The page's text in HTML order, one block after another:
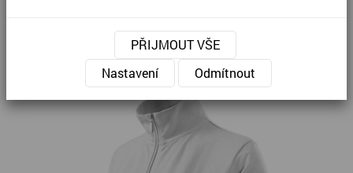
Dámské » Viva - Mikina dámská 409
PŘIJMOUT VŠE
Nastavení
Odmítnout